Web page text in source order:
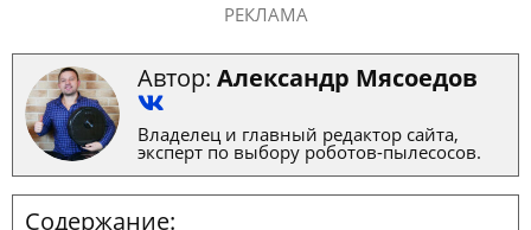
РЕКЛАМА
Автор: Александр Мясоедов
Владелец и главный редактор сайта,
эксперт по выбору роботов-пылесосов.
Содержание: